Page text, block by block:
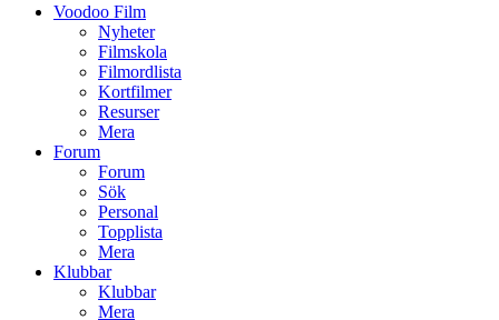
Voodoo Film
Nyheter
Filmskola
Filmordlista
Kortfilmer
Resurser
Mera
Forum
Forum
Sök
Personal
Topplista
Mera
Klubbar
Klubbar
Mera